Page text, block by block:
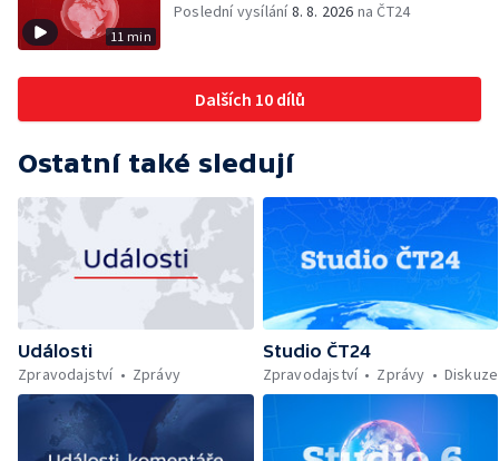
11 min
Poslední vysílání8. 8. 2026 na ČT24
Dalších 10 dílů
Ostatní také sledují
Události
Zpravodajství
Zprávy
Studio ČT24
Zpravodajství
Zprávy Diskuze